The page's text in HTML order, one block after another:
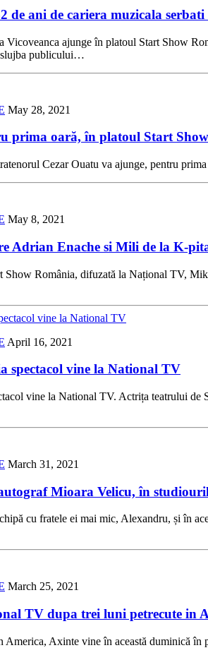
de ani de cariera muzicala
Vicoveanca ajunge în platoul Start Show
slujba publicului…
May 28, 2021
prima oară, în platoul Start
Cezar Ouatu va ajunge, pentru
May 8, 2021
Adrian Enache si Mili de la K-
Show România, difuzată la Național TV,
April 16, 2021
spectacol vine la National TV
vine la National TV. Actrița teatrului de
March 31, 2021
Mioara Velicu, în
cu fratele ei mai mic, Alexandru, și în
March 25, 2021
TV dupa trei luni petrecute in
America, Axinte vine în această duminică